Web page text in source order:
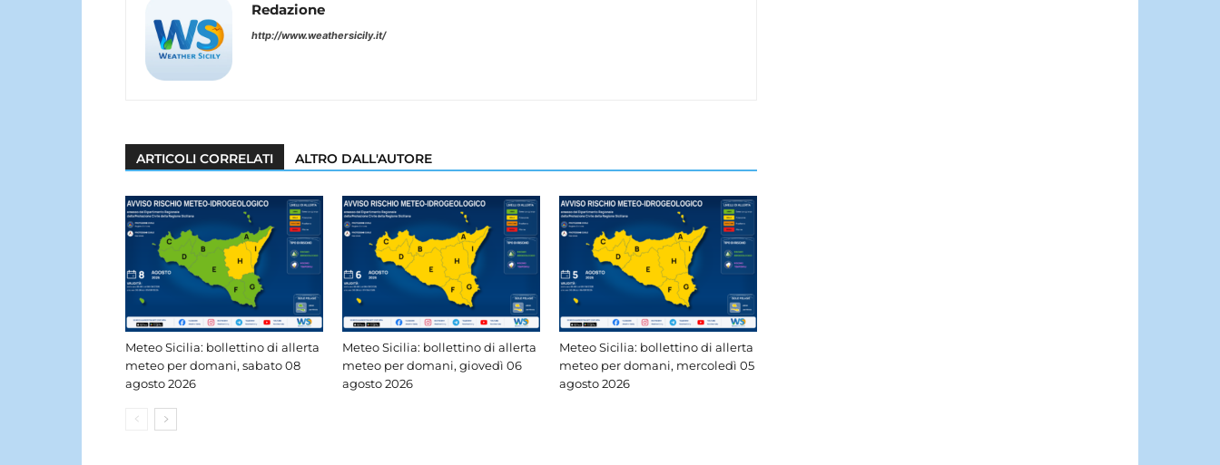
Redazione
http://www.weathersicily.it/
ARTICOLI CORRELATI ALTRO DALL'AUTORE
Meteo Sicilia: bollettino di allerta
meteo per domani, sabato 08
agosto 2026
Meteo Sicilia: bollettino di allerta
meteo per domani, giovedì 06
agosto 2026
Meteo Sicilia: bollettino di allerta
meteo per domani, mercoledì 05
agosto 2026